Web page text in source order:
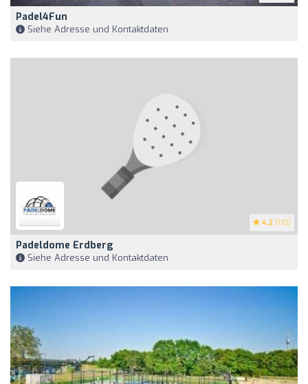
Padel4Fun
Siehe Adresse und Kontaktdaten
4.2 (110)
Padeldome Erdberg
Siehe Adresse und Kontaktdaten